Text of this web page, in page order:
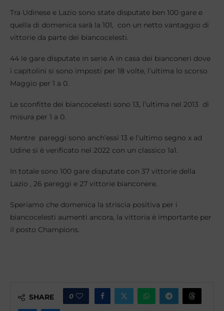
Tra Udinese e Lazio sono state disputate ben 100 gare e
quella di domenica sarà la 101, con un netto vantaggio di
vittorie da parte dei biancocelesti.
44 le gare disputate in serie A in casa dei bianconeri dove
i capitolini si sono imposti per 18 volte, l’ultima lo scorso
Maggio per 1 a 0.
Le sconfitte dei biancocelesti sono 13, l’ultima nel 2013 di
misura per 1 a 0.
Mentre pareggi sono anch’essi 13 e l’ultimo segno x ad
Udine si è verificato nel 2022 con un classico 1a1.
In totale sono 100 gare disputate con 37 vittorie della
Lazio , 26 pareggi e 27 vittorie bianconere.
Speriamo che domenica la striscia positiva per i
biancocelesti aumenti ancora, la vittoria è importante per
il posto Champions.
SHARE 0